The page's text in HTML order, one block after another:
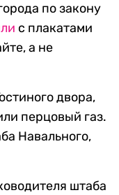
по закону
с плакатами
а не
двора,
перцовый газ.
Навального,
штаба